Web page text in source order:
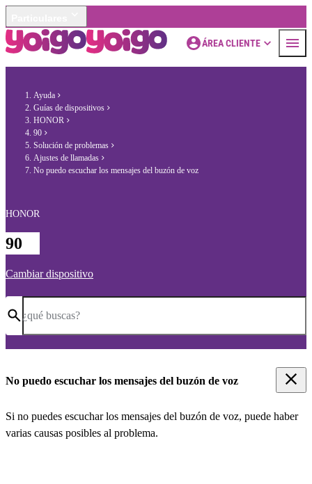
ÁREA CLIENTE
Ayuda
Guías de dispositivos
HONOR
90
Solución de problemas
Ajustes de llamadas
No puedo escuchar los mensajes del buzón de voz
HONOR
90
Cambiar dispositivo
¿qué buscas?
No puedo escuchar los mensajes del buzón de voz
Si no puedes escuchar los mensajes del buzón de voz, puede haber
varias causas posibles al problema.